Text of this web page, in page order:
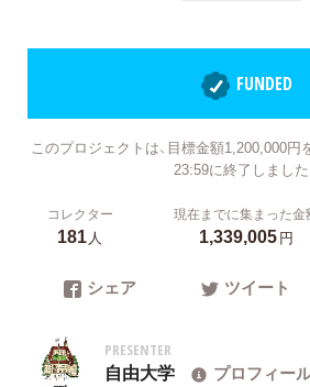
FUNDED
このプロジェクトは、目標金額1,200,000円
23:59に終了しました
コレクター
181人
現在までに集まった金
1,339,005円
シェア ツイート
PRESENTER
自由大学 プロフィー